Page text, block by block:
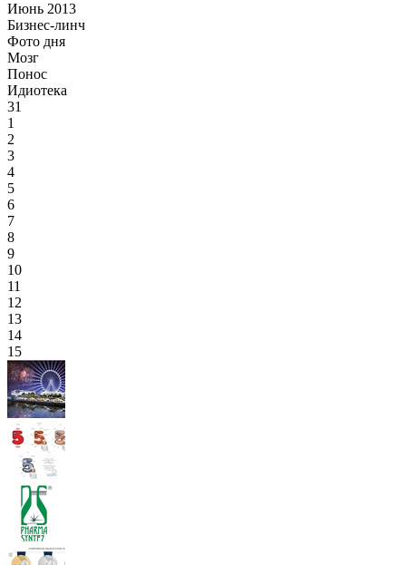
Июнь 2013
Бизнес-линч
Фото дня
Мозг
Понос
Идиотека
31
1
2
3
4
5
6
7
8
9
10
11
12
13
14
15